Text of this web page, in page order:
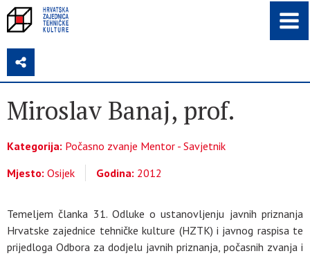
Z
Miroslav Banaj, prof.
Kategorija: Počasno zvanje Mentor - Savjetnik
Mjesto: Osijek Godina: 2012
Temeljem članka 31. Odluke o ustanovljenju javnih priznanja
Hrvatske zajednice tehničke kulture (HZTK) i javnog raspisa te
prijedloga Odbora za dodjelu javnih priznanja, počasnih zvanja i